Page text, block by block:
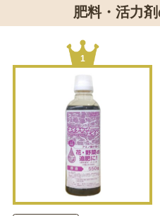
肥料・活力
1